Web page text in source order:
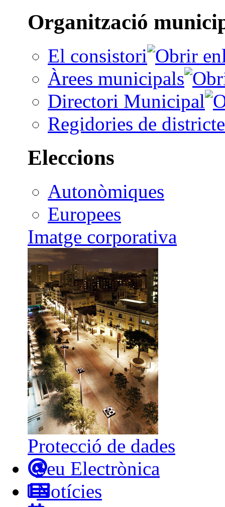
Organització
El consistori
Àrees municipals
Directori Municipal
Regidories de districte
Eleccions
Autonòmiques
Europees
Imatge corporativa
Protecció de dades
Seu Electrònica
Notícies